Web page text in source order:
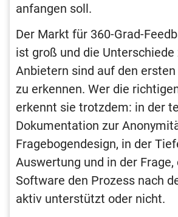
anfangen soll.
Der Markt für 360-Grad-
ist groß und die Unterschiede
Anbietern sind auf den
zu erkennen. Wer die
erkennt sie trotzdem: in der
Dokumentation zur
Fragebogendesign, in der
Auswertung und in der Frage,
Software den Prozess nach
aktiv unterstützt oder nicht.